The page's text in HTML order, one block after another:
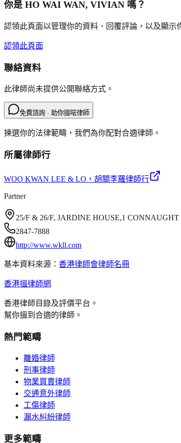
你是 HO WAI WAN, VIVIAN 嗎？
認領此頁面以管理你的資料、回覆評論，以及顯示
認領此頁面
聯絡資料
此律師尚未提供公開聯絡方式。
免費諮詢 · 助你搵啱律師
揀選你的法律範疇，我們為你配對合適律師。
所屬律師行
WOO KWAN LEE & LO ，胡關李羅律師行
Partner
25/F & 26/F, JARDINE HOUSE,1
2847-7888
http://www.wkll.com
基本資料來源： 香港律師會律師名冊
香港搵律師網
香港律師目錄及評價平台。
幫你搵到合適的律師。
熱門範疇
離婚律師
刑事律師
物業買賣律師
交通意外律師
工傷律師
漏水糾紛律師
更多範疇